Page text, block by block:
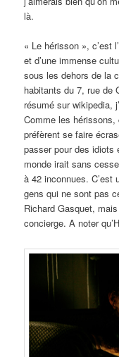
là.
« Le hérisson », c’est
et d’une immense
sous les dehors de la
habitants du 7, rue de
résumé sur wikipedia,
Comme les
préfèrent se faire
passer pour des idiots
monde irait sans
à 42 inconnues.
gens qui ne sont pas
Richard Gasquet,
concierge. A noter